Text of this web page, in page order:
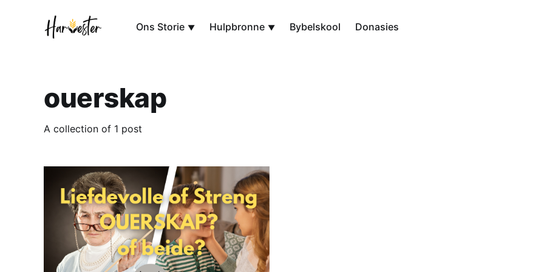
Ons Storie Hulpbronne Bybelskool Donasies
ouerskap
A collection of 1 post